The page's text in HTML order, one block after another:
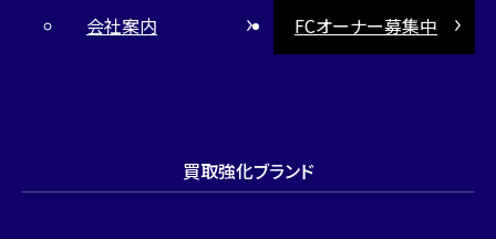
会社案内
FCオーナー募集中
買取強化ブランド